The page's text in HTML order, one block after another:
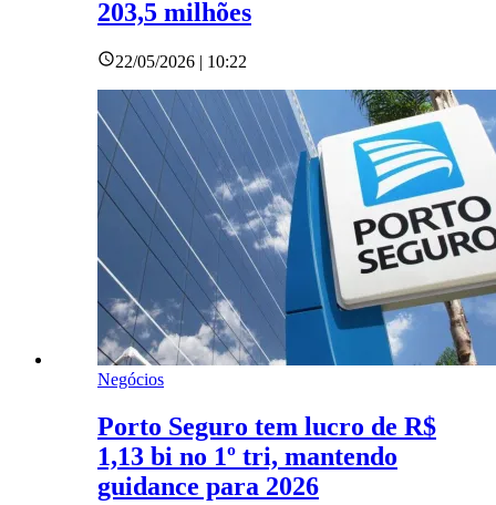
203,5 milhões
22/05/2026 | 10:22
Negócios
Porto Seguro tem lucro de R$
1,13 bi no 1º tri, mantendo
guidance para 2026